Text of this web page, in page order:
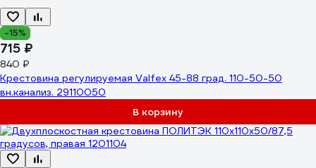
-15%
715 ₽
840 ₽
Крестовина регулируемая Valfex 45-88 град. 110-50-50
вн.канализ. 29110050
В корзину